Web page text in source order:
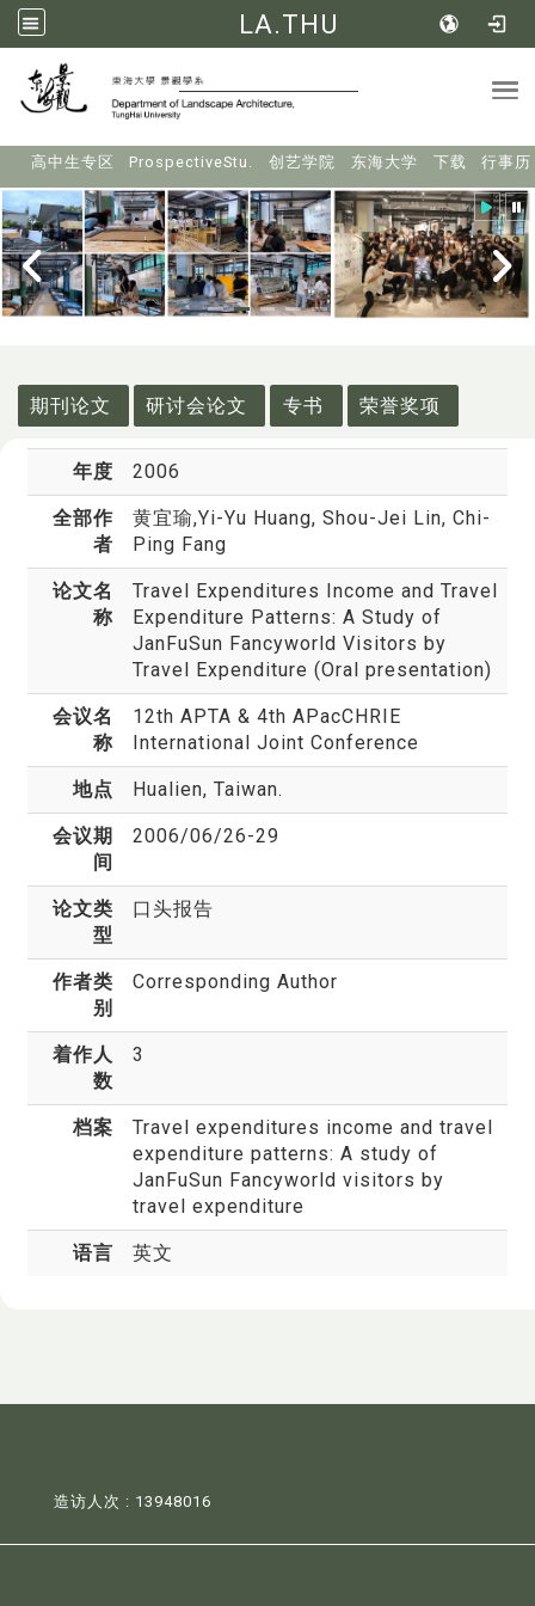
LA.THU
高中生专区 ProspectiveStu. 创艺学院 东海大学 下载 行事历
期刊论文
研讨会论文 专书 荣誉奖项
年度 2006
全部作
者
黄宜瑜,Yi-Yu Huang, Shou-Jei Lin, Chi-
Ping Fang
论文名
称
Travel Expenditures Income and Travel
Expenditure Patterns: A Study of
JanFuSun Fancyworld Visitors by
Travel Expenditure (Oral presentation)
会议名
称
12th APTA & 4th APacCHRIE
International Joint Conference
地点 Hualien, Taiwan.
会议期
间
2006/06/26-29
论文类
型
口头报告
作者类
别
Corresponding Author
着作人
数
3
档案
Travel expenditures income and travel
expenditure patterns: A study of
JanFuSun Fancyworld visitors by
travel expenditure
语言 英文
造访人次 : 13948016